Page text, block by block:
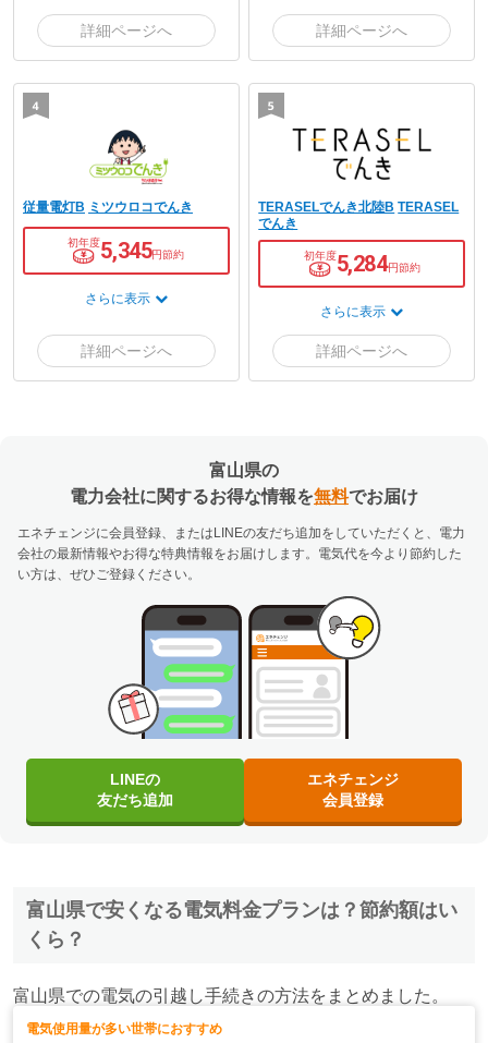
従量電灯B ミツウロコでんき
初年度5,345円節約
さらに表示
TERASELでんき北陸B TERASEL
でんき
初年度5,284円節約
さらに表示
富山県の
電力会社に関するお得な情報を無料でお届け
エネチェンジに会員登録、またはLINEの友だち追加をしていただくと、電力
会社の最新情報やお得な特典情報をお届けします。電気代を今より節約した
い方は、ぜひご登録ください。
LINEの
友だち追加
エネチェンジ
会員登録
富山県で安くなる電気料金プランは？節約額はい
くら？
富山県での電気の引越し手続きの方法をまとめました。
電気使用量が多い世帯におすすめ